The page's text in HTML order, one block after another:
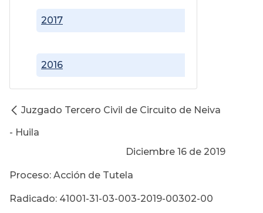
2016
2017
Juzgado Tercero Civil de Circuito de Neiva
- Huila
Diciembre 16 de 2019
Proceso: Acción de Tutela
Radicado: 41001-31-03-003-2019-00302-00